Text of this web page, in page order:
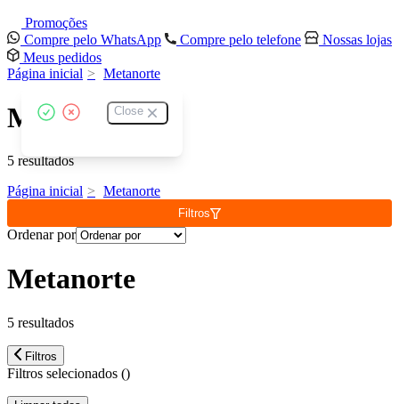
Promoções
Compre pelo WhatsApp
Compre pelo telefone
Nossas lojas
Meus pedidos
Close
Página inicial Metanorte
Metanorte
5 resultados
Página inicial
Metanorte
Filtros
Ordenar por
Metanorte
5 resultados
Filtros
Filtros selecionados ()